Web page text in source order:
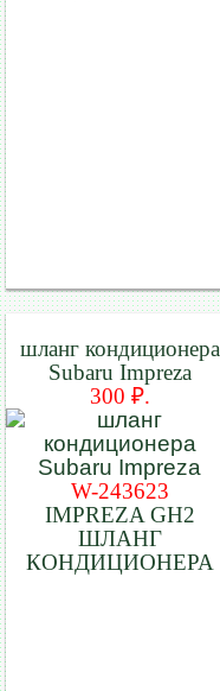
шланг кондиционера
Subaru Impreza
300 ₽.
W-243623
IMPREZA GH2
ШЛАНГ
КОНДИЦИОНЕРА